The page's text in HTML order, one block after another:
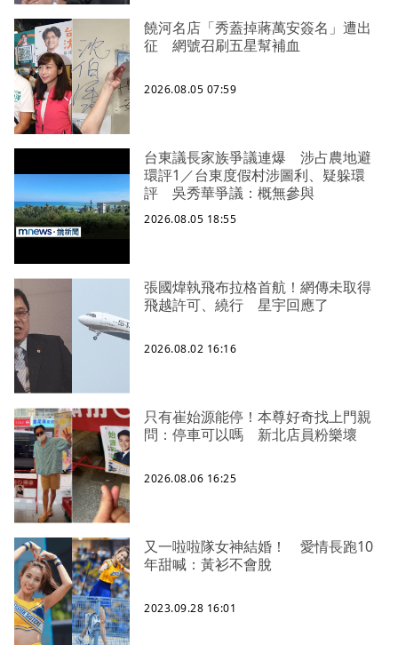
饒河名店「秀蓋掉蔣萬安簽名」遭出
征 網號召刷五星幫補血
2026.08.05 07:59
台東議長家族爭議連爆 涉占農地避
環評1／台東度假村涉圖利、疑躲環
評 吳秀華爭議：概無參與
2026.08.05 18:55
張國煒執飛布拉格首航！網傳未取得
飛越許可、繞行 星宇回應了
2026.08.02 16:16
只有崔始源能停！本尊好奇找上門親
問：停車可以嗎 新北店員粉樂壞
2026.08.06 16:25
又一啦啦隊女神結婚！ 愛情長跑10
年甜喊：黃衫不會脫
2023.09.28 16:01